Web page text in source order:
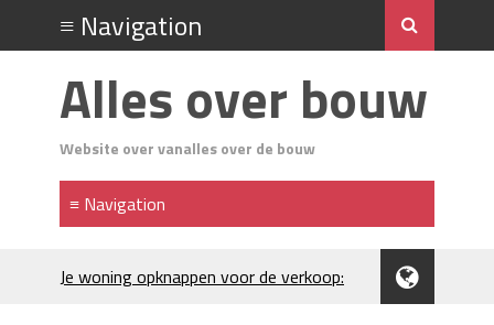
Alles over bouw
Website over vanalles over de bouw
Je woning opknappen voor de verkoop: